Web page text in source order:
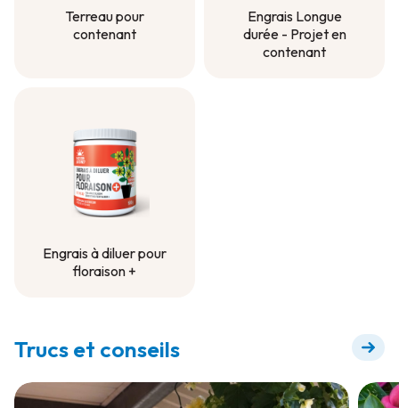
Terreau pour
contenant
Engrais Longue
durée - Projet en
contenant
Engrais à diluer pour
floraison +
Trucs et conseils